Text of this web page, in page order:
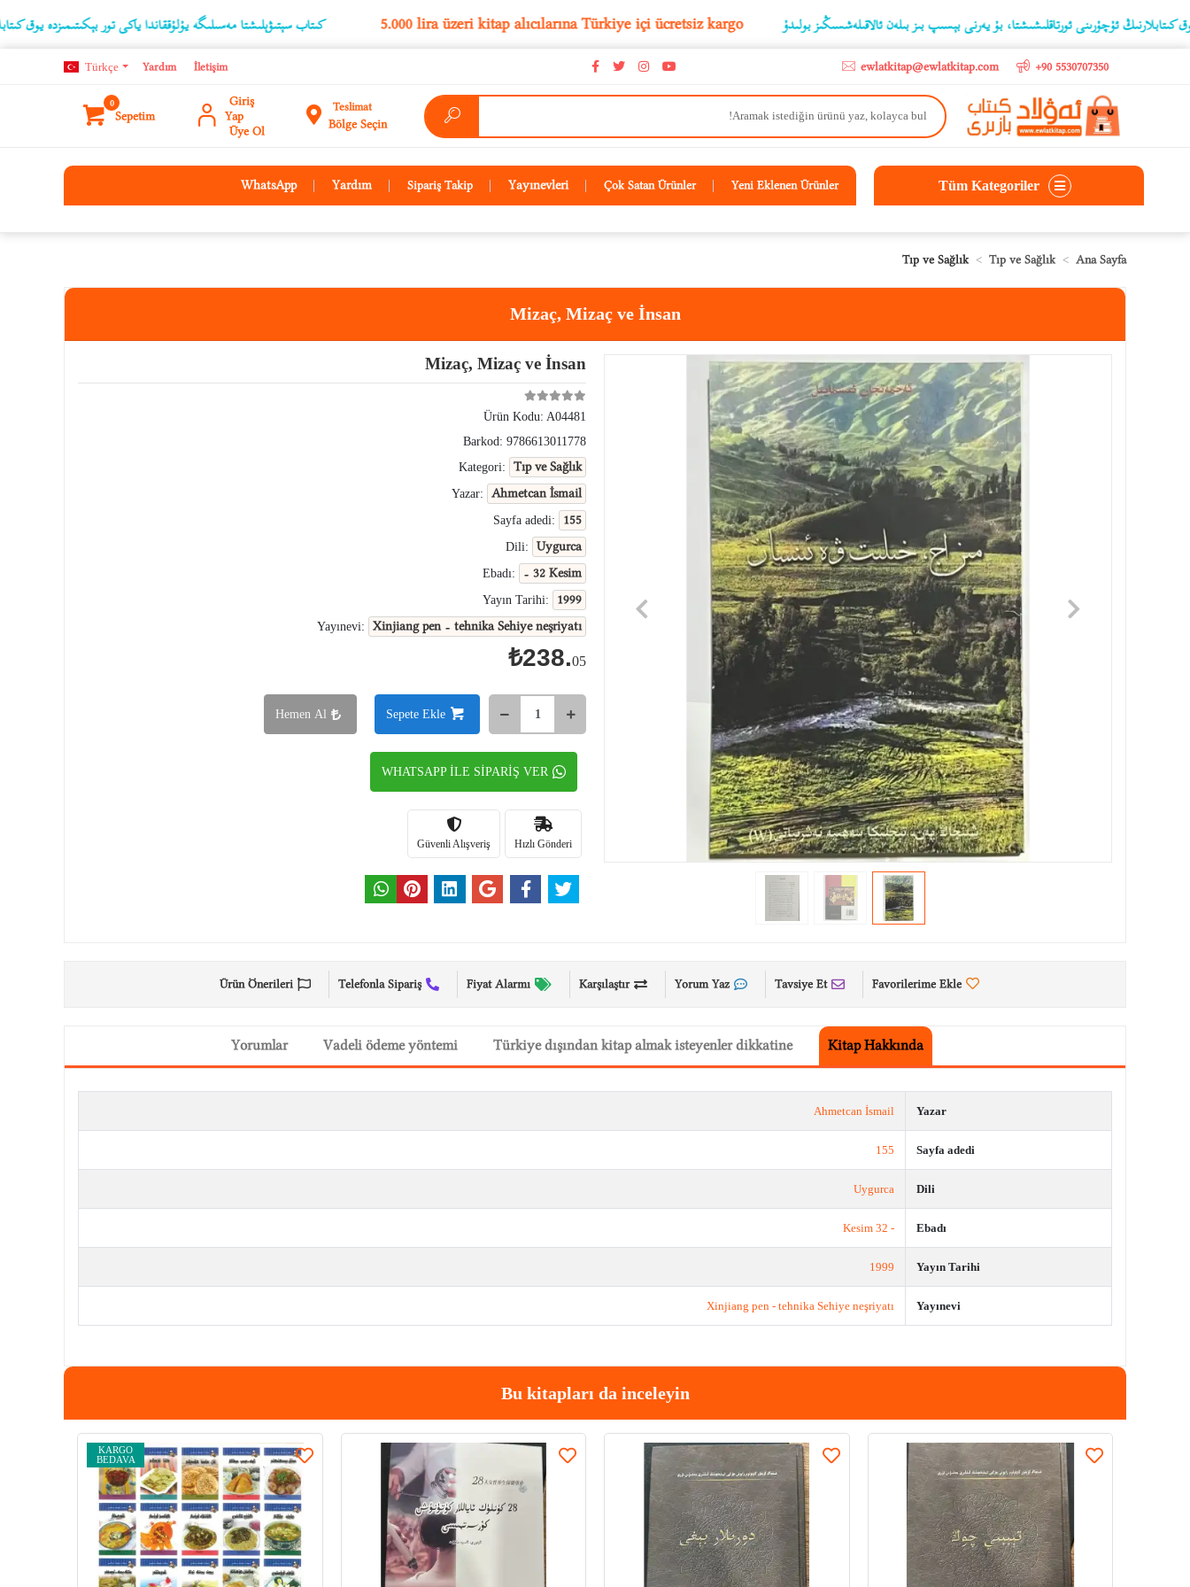
كىتاب سېتىۋېلىشتا مەسىلىگە يۇلۇققاندا ياكى تور بېكىتىمىزدە يوق كىتابلارنىڭ 5.000 lira üzeri kitap alıcılarına Türkiye içi ücretsiz kargo ئۇچۇرىنى ئورتاقلىشىشتا، بۇ يەرنى بېسىپ بىز بىلەن ئالاقىلەشسىڭىز بولىدۇ
+90 5530707350
ewlatkitap@ewlatkitap.com
Türkçe Yardım İletişim
Teslimat
Bölge Seçin
Giriş
Yap
Üye Ol
0
Sepetim
Tüm Kategoriler
Yeni Eklenen Ürünler
Çok Satan Ürünler
Yayınevleri
Sipariş Takip
Yardım
WhatsApp
Ana Sayfa
Tıp ve Sağlık
Tıp ve Sağlık
Mizaç, Mizaç ve İnsan
Mizaç, Mizaç ve İnsan
Ürün Kodu: A04481
Barkod: 9786613011778
Kategori:
Tıp ve Sağlık
Yazar: Ahmetcan İsmail
Sayfa adedi: 155
Dili: Uygurca
Ebadı: - 32 Kesim
Yayın Tarihi: 1999
Yayınevi: Xinjiang pen - tehnika Sehiye neşriyatı
₺238.05
Sepete Ekle
Hemen Al
WHATSAPP İLE SİPARİŞ VER
Hızlı Gönderi
Güvenli Alışveriş
Favorilerime Ekle
Tavsiye Et
Yorum Yaz
Karşılaştır
Fiyat Alarmı
Telefonla Sipariş
Ürün Önerileri
Kitap Hakkında
Türkiye dışından kitap almak isteyenler dikkatine
Vadeli ödeme yöntemi
Yorumlar
Yazar
Ahmetcan İsmail
Sayfa adedi
155
Dili
Uygurca
Ebadı
- 32 Kesim
Yayın Tarihi
1999
Yayınevi
Xinjiang pen - tehnika Sehiye neşriyatı
Bu kitapları da inceleyin
KARGO
BEDAVA